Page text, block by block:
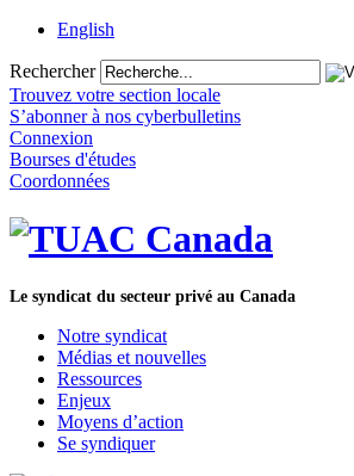
English
Rechercher
Trouvez votre section locale
S’abonner à nos cyberbulletins
Connexion
Bourses d'études
Coordonnées
Le syndicat du secteur privé au Canada
Notre syndicat
Médias et nouvelles
Ressources
Enjeux
Moyens d’action
Se syndiquer